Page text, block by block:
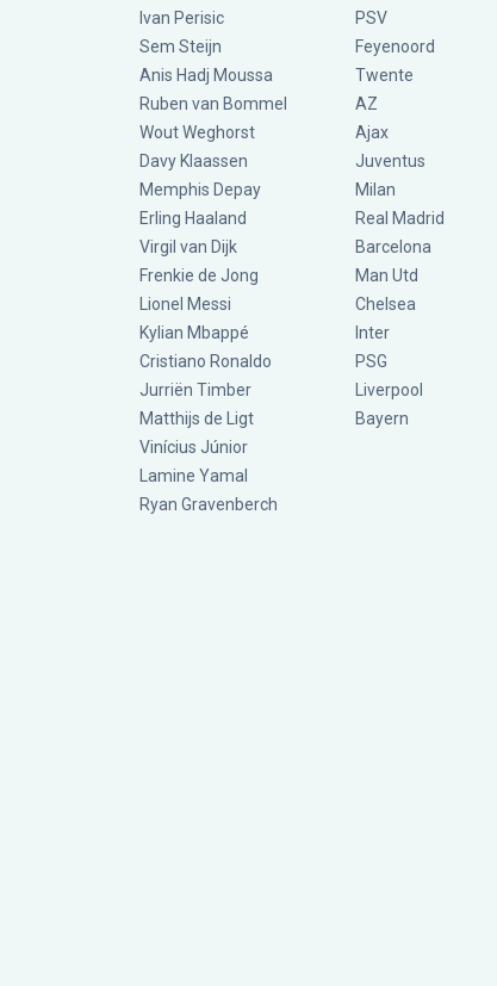
Ivan Perisic
Sem Steijn
Anis Hadj Moussa
Ruben van Bommel
Wout Weghorst
Davy Klaassen
Memphis Depay
Erling Haaland
Virgil van Dijk
Frenkie de Jong
Lionel Messi
Kylian Mbappé
Cristiano Ronaldo
Jurriën Timber
Matthijs de Ligt
Vinícius Júnior
Lamine Yamal
Ryan Gravenberch
PSV
Feyenoord
Twente
AZ
Ajax
Juventus
Milan
Real Madrid
Barcelona
Man Utd
Chelsea
Inter
PSG
Liverpool
Bayern